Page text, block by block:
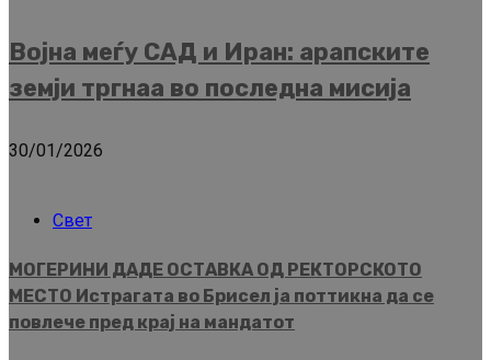
Војна меѓу САД и Иран: арапските
земји тргнаа во последна мисија
30/01/2026
Свет
МОГЕРИНИ ДАДЕ ОСТАВКА ОД РЕКТОРСКОТО
МЕСТО Истрагата во Брисел ја поттикна да се
повлече пред крај на мандатот